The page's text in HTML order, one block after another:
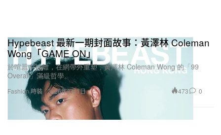
Fashion 時裝
Hypebeast 最新一期封面故事：黃澤林 Coleman
Wong「GAME ON」
於喧囂中抽離，在網帶外重塑，黃澤林 Coleman Wong 的「99
Overall」滿級哲學。
2026年8月1日 473 0